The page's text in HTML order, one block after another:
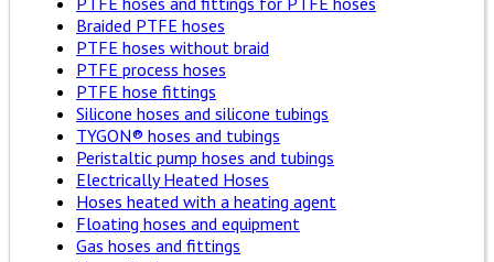
Braided PTFE hoses
PTFE hoses without braid
PTFE process hoses
PTFE hose fittings
Silicone hoses and silicone tubings
TYGON® hoses and tubings
Peristaltic pump hoses and tubings
Electrically Heated Hoses
Hoses heated with a heating agent
Floating hoses and equipment
Gas hoses and fittings